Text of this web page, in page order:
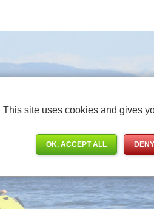
This site uses cookies and gives
OK, ACCEPT ALL